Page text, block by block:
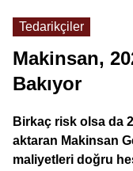
Tedarikçiler
Makinsan,
Bakıyor
Birkaç risk olsa da
aktaran Makinsan
maliyetleri doğru